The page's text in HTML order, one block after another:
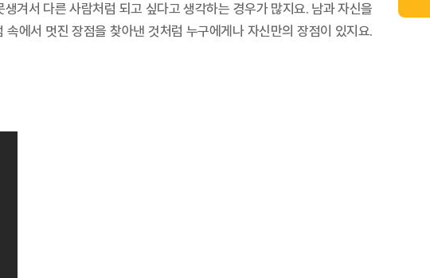
겨서 다른 사람처럼 되고 싶다고 생각하는 경우가 많지요. 남과 자신을
에서 멋진 장점을 찾아낸 것처럼 누구에게나 자신만의 장점이 있지요.